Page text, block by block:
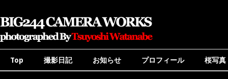
Top 撮影日記 お知らせ プロフィール 桜写真